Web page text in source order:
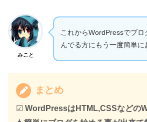
みこと
これからWordPressでブ
んでる方にもう一度簡単に
まとめ
☑ WordPressはHTML,CSSなどの